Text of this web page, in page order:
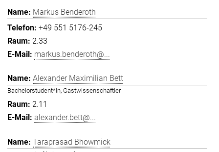
Markus Benderoth
+49 551 5176-245
2.33
markus.benderoth@...
Alexander Maximilian Bett
Bachelorstudent*in, Gastwissenschaftler
2.11
alexander.bett@...
Taraprasad Bhowmick